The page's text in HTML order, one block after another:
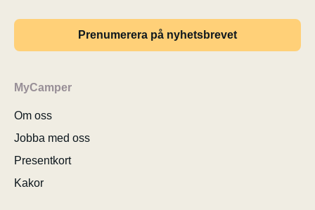
Prenumerera på nyhetsbrevet
MyCamper
Om oss
Jobba med oss
Presentkort
Kakor